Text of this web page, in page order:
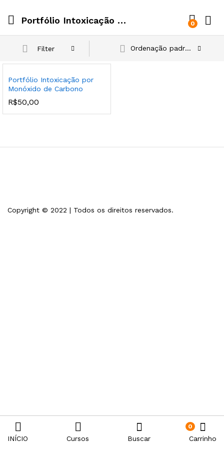
Portfólio Intoxicação por Monóxido de Carbono 0
Filter Ordenação padrão
Portfólio Intoxicação por
Monóxido de Carbono
R$50,00
Copyright © 2022 | Todos os direitos reservados.
INÍCIO Cursos Buscar
0
Carrinho